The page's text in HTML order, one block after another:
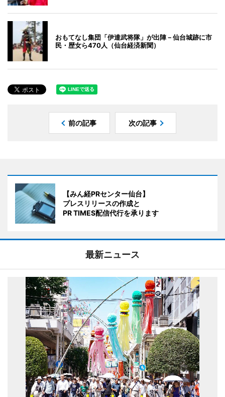
おもてなし集団「伊達武将隊」が出陣－仙台城跡に市
民・歴女ら470人（仙台経済新聞）
前の記事 次の記事
【みん経PRセンター仙台】
プレスリリースの作成と
PR TIMES配信代行を承ります
最新ニュース